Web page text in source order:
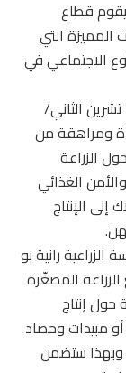
قطاع
المميزة التي
الاجتماعي في
انطلقت أولى النشاطات اليوم الخميس في 26 تشرين الثاني/
في عرسال، حيث شاركت 15 إمرأة ومراهقة من
الزراعة
الغذائي
الإنتاج
رانية بو
المصغّرة
إنتاج
مبيدات وحصاد
وبهذا ستضمن